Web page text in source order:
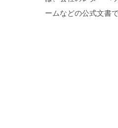
ームなどの公式文書